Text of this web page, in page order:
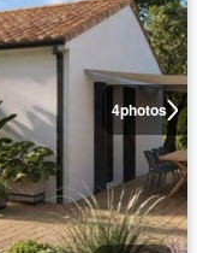
4photos